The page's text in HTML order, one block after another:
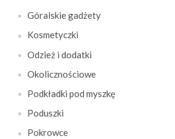
Góralskie gadżety
Kosmetyczki
Odzież i dodatki
Okolicznościowe
Podkładki pod myszkę
Poduszki
Pokrowce